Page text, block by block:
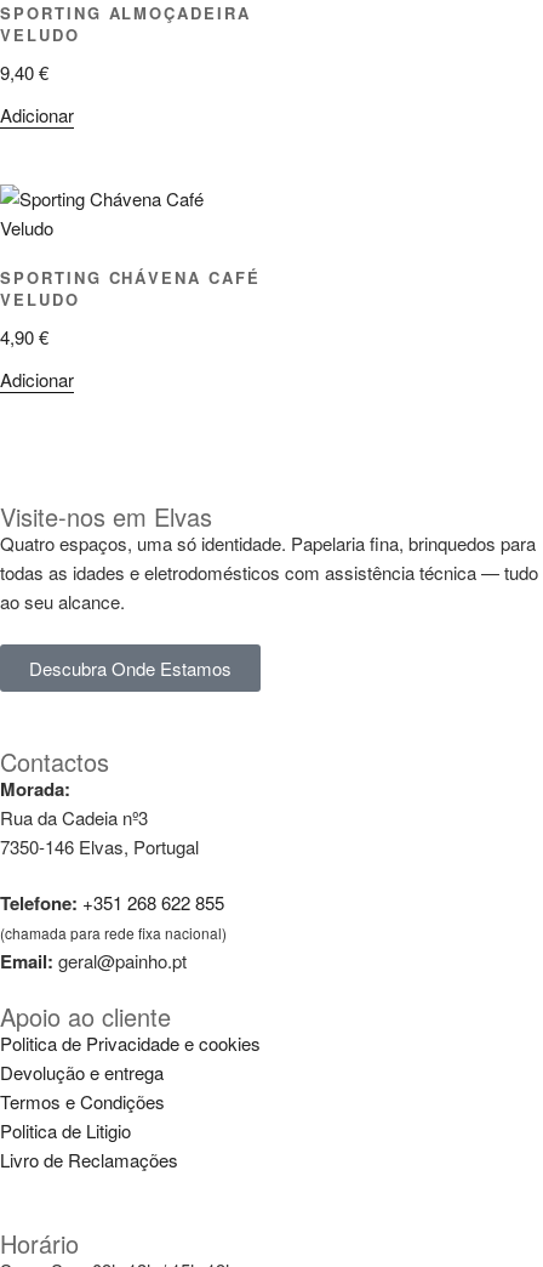
SPORTING ALMOÇADEIRA
VELUDO
9,40€
Adicionar
SPORTING CHÁVENA CAFÉ
VELUDO
4,90€
Adicionar
Visite-nos em Elvas
Quatro espaços, uma só identidade. Papelaria fina, brinquedos para
todas as idades e eletrodomésticos com assistência técnica — tudo
ao seu alcance.
Descubra Onde Estamos
Contactos
Morada:
Rua da Cadeia nº3
7350-146 Elvas, Portugal
Telefone: +351 268 622 855
(chamada para rede fixa nacional)
Email: geral@painho.pt
Apoio ao cliente
Politica de Privacidade e cookies
Devolução e entrega
Termos e Condições
Politica de Litigio
Livro de Reclamações
Horário